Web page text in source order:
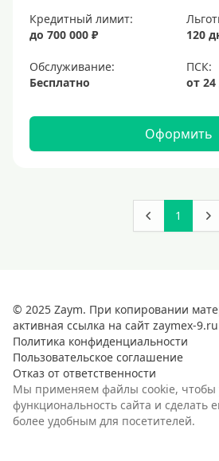
Кредитный лимит:
до 700 000 ₽
120
Обслуживание:
Бесплатно
Оформить
1
© 2025 Zaym. При копировании
активная ссылка на сайт zaymex-
Политика конфиденциальности
Пользовательское соглашение
Отказ от ответственности
Мы применяем файлы cookie, чтобы
функциональность сайта и сделать
более удобным для посетителей.